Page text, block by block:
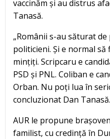
vaccinăm și au distrus
Tanasă.
„Românii s-au săturat
politicieni. Și e normal să
mințiți. Scripcaru e
PSD și PNL. Coliban e
Orban. Nu poți lua în
concluzionat Dan Tanasă.
AUR le propune
familist, cu credință în